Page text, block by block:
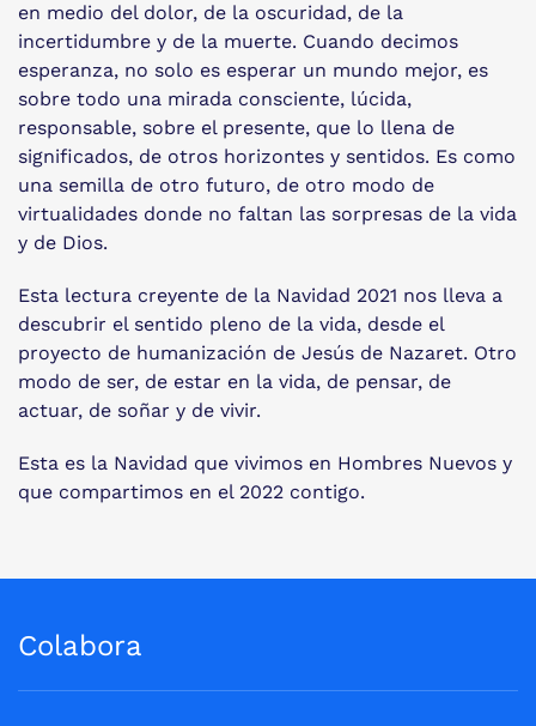
en medio del dolor, de la oscuridad, de la
incertidumbre y de la muerte. Cuando decimos
esperanza, no solo es esperar un mundo mejor, es
sobre todo una mirada consciente, lúcida,
responsable, sobre el presente, que lo llena de
significados, de otros horizontes y sentidos. Es como
una semilla de otro futuro, de otro modo de
virtualidades donde no faltan las sorpresas de la vida
y de Dios.
Esta lectura creyente de la Navidad 2021 nos lleva a
descubrir el sentido pleno de la vida, desde el
proyecto de humanización de Jesús de Nazaret. Otro
modo de ser, de estar en la vida, de pensar, de
actuar, de soñar y de vivir.
Esta es la Navidad que vivimos en Hombres Nuevos y
que compartimos en el 2022 contigo.
Colabora